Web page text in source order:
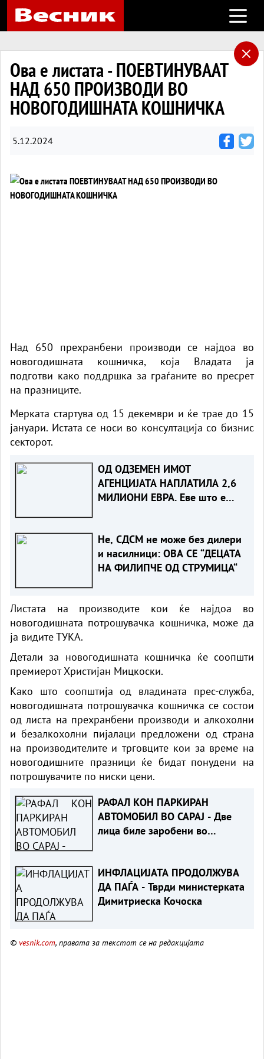
Open
Ова е листата - ПОЕВТИНУВААТ
НАД 650 ПРОИЗВОДИ ВО
НОВОГОДИШНАТА КОШНИЧКА
5.12.2024
Над 650 прехранбени производи се најдоа во
новогодишната кошничка, која Владата ја
подготви како поддршка за граѓаните во пресрет
на празниците.
Мерката стартува од 15 декември и ќе трае до 15
јануари. Истата се носи во консултација со бизнис
секторот.
ОД ОДЗЕМЕН ИМОТ
АГЕНЦИЈАТА НАПЛАТИЛА 2,6
МИЛИОНИ ЕВРА. Еве што е
Не, СДСМ не може без дилери
и насилници: ОВА СЕ “ДЕЦАТА
НА ФИЛИПЧЕ ОД СТРУМИЦА“
Листата на производите кои ќе најдоа во
новогодишната потрошувачка кошничка, може да
ја видитеТУКА.
Детали за новогодишната кошничка ќе соопшти
премиерот Христијан Мицкоски.
Како што соопштија од владината прес-служба,
новогодишната потрошувачка кошничка се состои
од листа на прехранбени производи и алкохолни
и безалкохолни пијалаци предложени од страна
на производителите и трговците кои за време на
новогодишните празници ќе бидат понудени на
потрошувачите по ниски цени.
РАФАЛ КОН ПАРКИРАН
АВТОМОБИЛ ВО САРАЈ - Две
лица биле заробени во
ИНФЛАЦИЈАТА ПРОДОЛЖУВА
ДА ПАЃА - Тврди министерката
Димитриеска Кочоска
© vesnik.com, правата за текстот се на редакцијата